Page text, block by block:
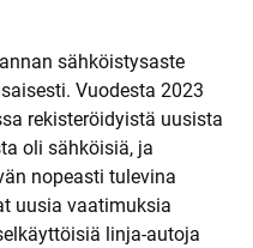
sähköistysaste
Vuodesta 2023
rekisteröidyistä uusista
oli sähköisiä, ja
nopeasti tulevina
uusia vaatimuksia
linja-autoja